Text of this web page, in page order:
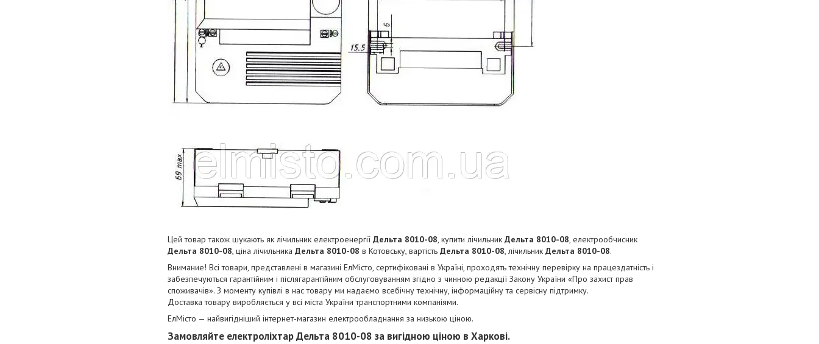
Цей товар також шукають як лічильник електроенергії Дельта 8010-08, купити лічильник Дельта 8010-08, електрообчисник
Дельта 8010-08, ціна лічильника Дельта 8010-08 в Котовську, вартість Дельта 8010-08, лічильник Дельта 8010-08.
Внимание! Всі товари, представлені в магазині ЕлМісто, сертифіковані в Україні, проходять технічну перевірку на працездатність і
забезпечуються гарантійним і післягарантійним обслуговуванням згідно з чинною редакції Закону України «Про захист прав
споживачів». З моменту купівлі в нас товару ми надаємо всебічну технічну, інформаційну та сервісну підтримку.
Доставка товару виробляється у всі міста України транспортними компаніями.
ЕлМісто — найвигідніший інтернет-магазин електрообладнання за низькою ціною.
Замовляйте електроліхтар Дельта 8010-08 за вигідною ціною в Харкові.